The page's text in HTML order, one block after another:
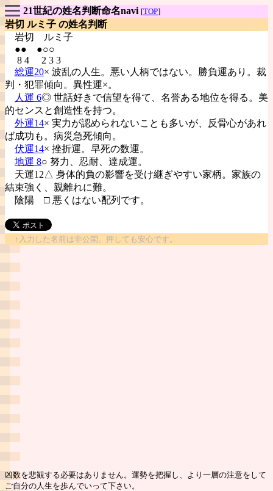
21世紀の姓名判断命名navi [TOP]
岩切 ルミ子 の姓名判断
岩切
ルミ子
●● ●○○
8 4 2 3 3
総運20× 波乱の人生。悪い人柄ではない。勝負運あり。裁
判・犯罪傾向。異性運×。
人運 6◎ 世話好きで信望を得て、名誉ある地位を得る。美
的センスと創造性を持つ。
外運14× 実力が認められないことも多いが、反骨心があれ
ば成功も。病災急死傾向。
伏運14× 挫折運。早死の数運。
地運 8○ 努力、忍耐、達成運。
天運12△ 身体的負の影響を受け継ぎやすい家柄。家族の
結束強く、親離れに難。
陰陽 □ 悪くはない配列です。
↑入力した名前は非公開。押しても安心です。
凶数を悲観する必要はありません。運勢を把握し、より一層の注意をして
ご自分の人生を歩んでいって下さい。